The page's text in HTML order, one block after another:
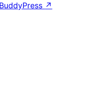
BuddyPress ↗